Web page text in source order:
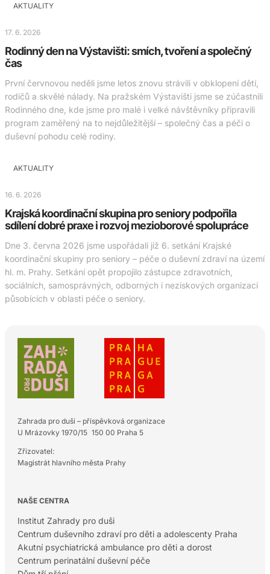
AKTUALITY
17. 6. 2026
Rodinný den na Výstavišti: smích, tvoření a společný
čas
První červnovou neděli jsme letos znovu strávili v obklopení dětí,
rodičů a skvělé nálady. Na pražském Výstavišti jsme se zúčastnili
Rodinného dne, kde jsme pro malé i velké návštěvníky připravili
program zaměřený na to nejdůležitější – společný čas a péči o
duševní pohodu celé rodiny.
AKTUALITY
16. 6. 2026
Krajská koordinační skupina pro seniory podpořila
sdílení dobré praxe i rozvoj mezioborové spolupráce
Dne 3. června 2026 jsme uspořádali již 6. setkání Krajské
koordinační skupiny pro seniory – péče o duševní zdraví na území
hl. m. Prahy. Setkání opět propojilo zástupce zdravotních,
sociálních, samosprávných, odborných i neziskových organizací
působících v oblasti péče o seniory.
Zahrada pro duši – příspěvková organizace
U Mrázovky 1970/15 150 00 Praha 5
Zřizovatel:
Magistrát hlavního města Prahy
NAŠE CENTRA
Institut Zahrady pro duši
Centrum duševního zdraví pro děti a adolescenty Praha
Akutní psychiatrická ambulance pro děti a dorost
Centrum perinatální duševní péče